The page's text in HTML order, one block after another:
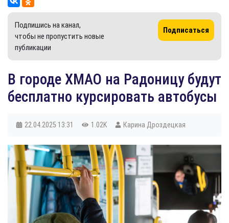
Подпишись на канал,
чтобы не пропустить новые
публикации
Подписаться
В городе ХМАО на Радоницу будут
бесплатно курсировать автобусы
22.04.2025 13:31 1.02K Карина Дроздецкая